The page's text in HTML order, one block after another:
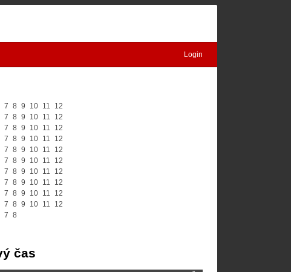
Login
7 8 9 10 11
12
7 8 9 10 11
12
7 8 9 10 11
12
7 8 9 10 11
12
7 8 9 10 11
12
7 8 9 10 11
12
7 8 9 10 11
12
7 8 9 10 11
12
7 8 9 10 11
12
7 8 9 10 11
12
7 8
čas